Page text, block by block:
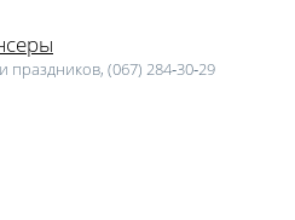
(067) 284‑30‑29